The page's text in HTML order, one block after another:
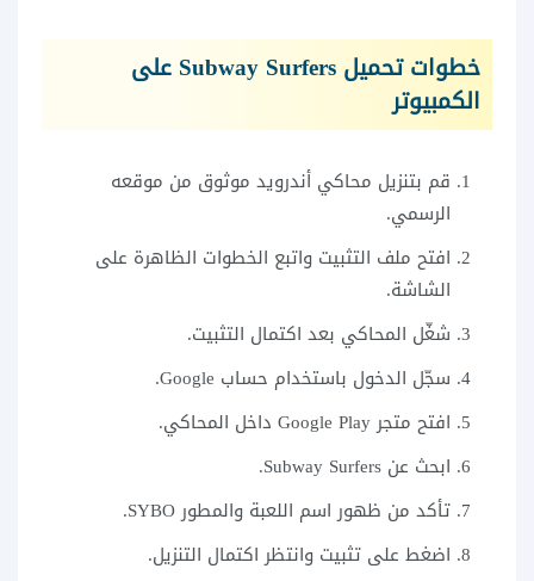
خطوات تحميل Subway Surfers على
الكمبيوتر
قم بتنزيل محاكي أندرويد موثوق من موقعه
الرسمي.
افتح ملف التثبيت واتبع الخطوات الظاهرة على
الشاشة.
شغّل المحاكي بعد اكتمال التثبيت.
سجّل الدخول باستخدام حساب Google.
افتح متجر Google Play داخل المحاكي.
ابحث عن Subway Surfers.
تأكد من ظهور اسم اللعبة والمطور SYBO.
اضغط على تثبيت وانتظر اكتمال التنزيل.